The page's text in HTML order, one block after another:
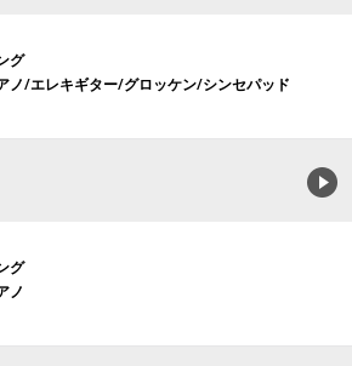
グ
ノ/エレキギター/グロッケン/シンセパッド
グ
ノ